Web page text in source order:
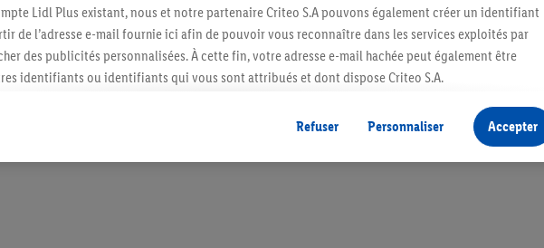
S'abonner
Lidl Plus existant, nous et notre partenaire Criteo S.A pouvons également créer un identifiant
de l’adresse e-mail fournie ici afin de pouvoir vous reconnaître dans les services exploités par
des publicités personnalisées. À cette fin, votre adresse e-mail hachée peut également être
identifiants ou identifiants qui vous sont attribués et dont dispose Criteo S.A.
l’intérêt (par exemple en plaçant le produit dans un panier d’un webshop mais sans procéder à
être affichées sur plusieurs apppareils et plusieurs services de Lidl si plusieurs terminaux ou
peuvent vous être attribués en utilisant votre adresse e-mail hachée et, le cas échéant, d’autres
Refuser Personnaliser Accepter